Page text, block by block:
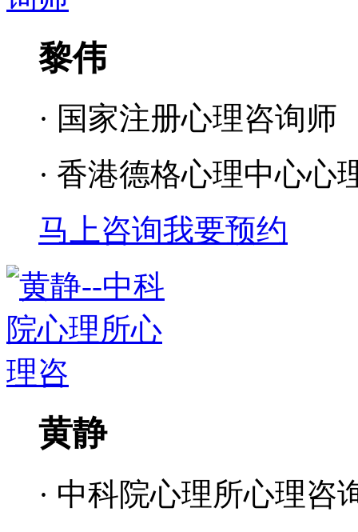
黎伟
· 国家注册心理咨询师
· 香港德格心理中心心
马上咨询我要预约
黄静
· 中科院心理所心理咨